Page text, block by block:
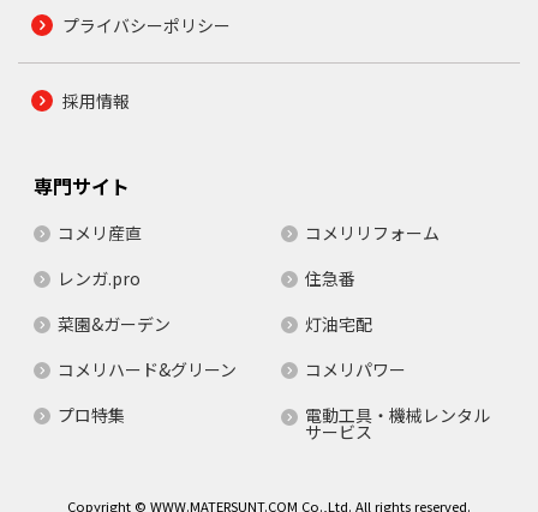
プライバシーポリシー
採用情報
専門サイト
コメリ産直
コメリリフォーム
レンガ.pro
住急番
菜園&ガーデン
灯油宅配
コメリハード&グリーン
コメリパワー
プロ特集
電動工具・機械レンタル
サービス
Copyright © WWW.MATERSUNT.COM Co.,Ltd. All rights reserved.